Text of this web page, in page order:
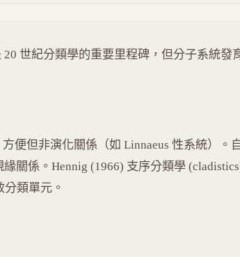
20 世紀分類學的重要里程碑，但分子系統發
便但非演化關係（如 Linnaeus 性系統）。
關係。Hennig (1966) 支序分類學
類單元。